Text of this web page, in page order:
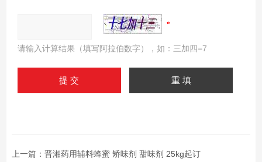
请输入计算结果（填写阿拉伯数字），如：三加四=7
上一篇： 晋湘药用辅料蜂蜜 矫味剂 甜味剂 25kg起订